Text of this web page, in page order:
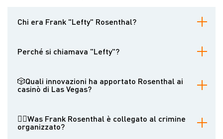
Chi era Frank "Lefty" Rosenthal?
professionista, un handicapper sportivo e un dirigente di casinò
che ha rivoluzionato le operazioni dei casinò di Las Vegas negli
ambienti tradizionali dei casinò.
Perché si chiamava "Lefty"?
rifiutato di rispondere se fosse destro o mancino durante
un'udienza del Senato che indagava sul crimine organizzato e sul
gioco d'azzardo. Durante la testimonianza ha invocato il Quinto
🎲Quali innovazioni ha apportato Rosenthal ai
casinò di Las Vegas?
l'incorporazione delle scommesse sportive direttamente nei
casinò, l'assunzione di croupier donne, l'implementazione di
standard di servizio al cliente rigorosi e la creazione di attrazioni
👮‍♂️Was Frank Rosenthal è collegato al crimine
organizzato?